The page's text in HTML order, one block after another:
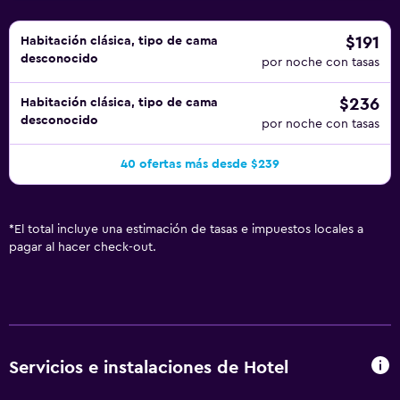
Habitación clásica, tipo de cama
desconocido
$191
por noche con tasas
Habitación clásica, tipo de cama
desconocido
$236
por noche con tasas
40 ofertas más desde $239
* El total incluye una estimación de tasas e impuestos locales a
pagar al hacer check-out.
Servicios e instalaciones de Hotel